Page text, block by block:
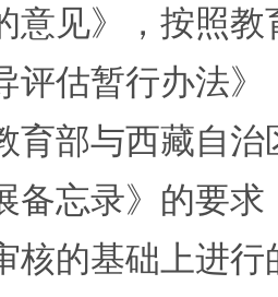
意见》，按照
评估暂行办法
育部与西藏自
备忘录》的要
核的基础上进行